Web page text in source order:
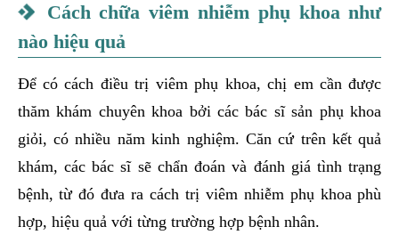
Cách chữa viêm nhiễm phụ khoa như
nào hiệu quả
Để có cách điều trị viêm phụ khoa, chị em cần được
thăm khám chuyên khoa bởi các bác sĩ sản phụ khoa
giỏi, có nhiều năm kinh nghiệm. Căn cứ trên kết quả
khám, các bác sĩ sẽ chẩn đoán và đánh giá tình trạng
bệnh, từ đó đưa ra cách trị viêm nhiễm phụ khoa phù
hợp, hiệu quả với từng trường hợp bệnh nhân.